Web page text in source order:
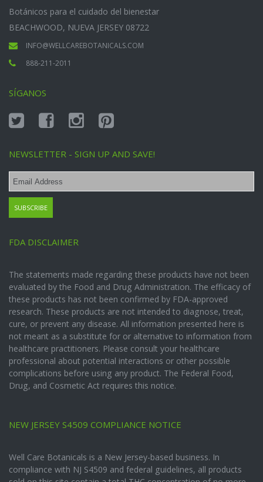
Botánicos para el cuidado del bienestar
BEACHWOOD, NUEVA JERSEY 08722
INFO@WELLCAREBOTANICALS.COM
888-211-2011
SÍGANOS
NEWSLETTER - SIGN UP AND SAVE!
FDA DISCLAIMER
The statements made regarding these products have not been
evaluated by the Food and Drug Administration. The efficacy of
these products has not been confirmed by FDA-approved
research. These products are not intended to diagnose, treat,
cure, or prevent any disease. All information presented here is
not meant as a substitute for or alternative to information from
healthcare practitioners. Please consult your healthcare
professional about potential interactions or other possible
complications before using any product. The Federal Food,
Drug, and Cosmetic Act requires this notice.
NEW JERSEY S4509 COMPLIANCE NOTICE
Well Care Botanicals is a New Jersey-based business. In
compliance with NJ S4509 and federal guidelines, all products